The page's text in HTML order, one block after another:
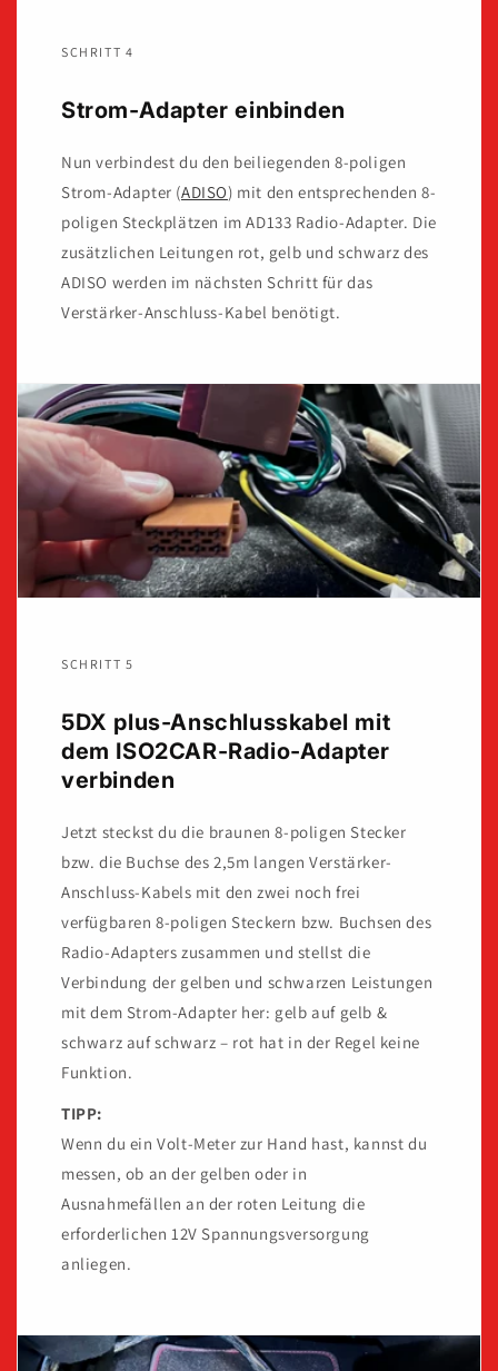
SCHRITT 4
Strom-Adapter einbinden
Nun verbindest du den beiliegenden 8-poligen
Strom-Adapter (ADISO) mit den entsprechenden 8-
poligen Steckplätzen im AD133 Radio-Adapter. Die
zusätzlichen Leitungen rot, gelb und schwarz des
ADISO werden im nächsten Schritt für das
Verstärker-Anschluss-Kabel benötigt.
SCHRITT 5
5DX plus-Anschlusskabel mit
dem ISO2CAR-Radio-Adapter
verbinden
Jetzt steckst du die braunen 8-poligen Stecker
bzw. die Buchse des 2,5m langen Verstärker-
Anschluss-Kabels mit den zwei noch frei
verfügbaren 8-poligen Steckern bzw. Buchsen des
Radio-Adapters zusammen und stellst die
Verbindung der gelben und schwarzen Leistungen
mit dem Strom-Adapter her: gelb auf gelb &
schwarz auf schwarz – rot hat in der Regel keine
Funktion.
TIPP:
Wenn du ein Volt-Meter zur Hand hast, kannst du
messen, ob an der gelben oder in
Ausnahmefällen an der roten Leitung die
erforderlichen 12V Spannungsversorgung
anliegen.